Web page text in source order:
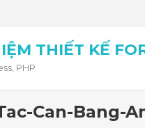
THIẾT KẾ
PHP
Can-Bang-